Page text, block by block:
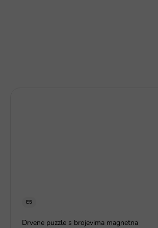
E5
Drvene puzzle s brojevima magnetna